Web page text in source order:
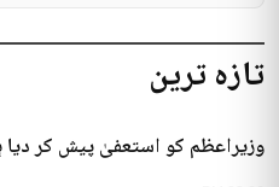
تازہ ترین
وزیراعظم کو استعفیٰ پیش کر دیا